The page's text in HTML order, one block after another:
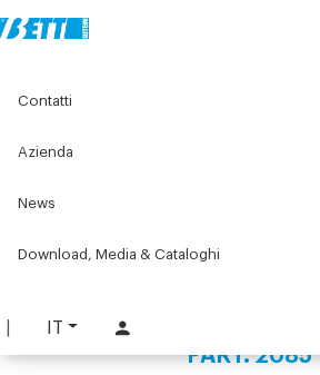
IT
Contatti
Azienda
News
Download, Media & Cataloghi
Banchi e postazioni di montaggio
Gambe telescopiche registrabili
Tubo
PART. 2085